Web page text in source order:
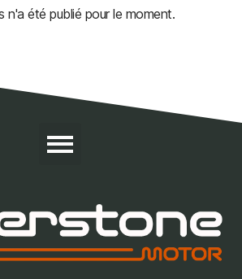
n'a été publié pour le moment.